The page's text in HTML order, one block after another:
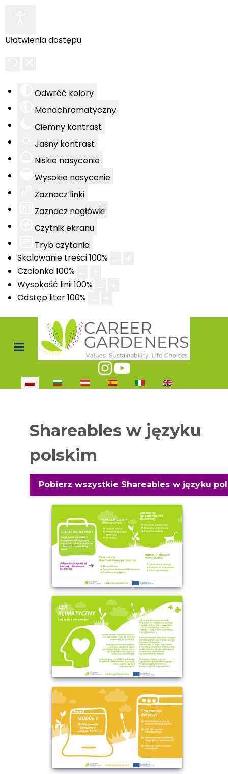
Ułatwienia dostępu
Odwróć kolory
Monochromatyczny
Ciemny kontrast
Jasny kontrast
Niskie nasycenie
Wysokie nasycenie
Zaznacz linki
Zaznacz nagłówki
Czytnik ekranu
Tryb czytania
Skalowanie treści100%
Czcionka100%
Wysokość linii100%
Odstęp liter100%
Wybierz swój język
Shareables w języku
polskim
Pobierz wszystkie Shareables w języku